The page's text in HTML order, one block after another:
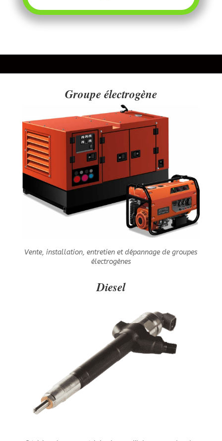
Groupe électrogène
Vente, installation, entretien et dépannage de groupes
électrogènes
Diesel